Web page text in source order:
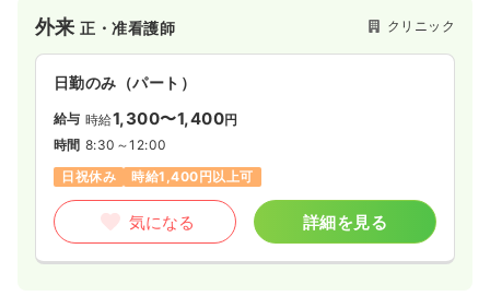
外来正・准看護師 クリニック
日勤のみ（パート）
給与 時給1,300〜1,400円
時間 8:30～12:00
日祝休み
時給1,400円以上可
気になる 詳細を見る